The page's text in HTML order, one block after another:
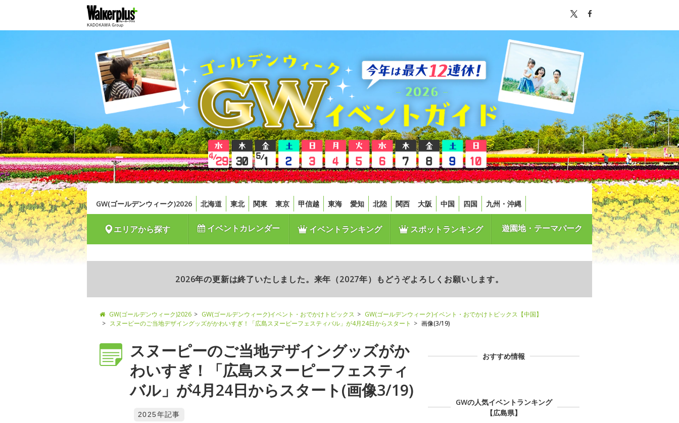
GW(ゴールデンウィーク)2026 北海道 東北 関東 東京 甲信越 東海 愛知 北陸 関西 大阪 中国 四国 九州・沖縄
エリアから探す イベントカレンダー イベントランキング スポットランキング 遊園地・テーマパーク
2026年の更新は終了いたしました。来年（2027年）もどうぞよろしくお願いします。
GW(ゴールデンウィーク)2026 GW(ゴールデンウィーク)イベント・おでかけトピックス
GW(ゴールデンウィーク)イベント・おでかけトピックス【中国】
スヌーピーのご当地デザイングッズがかわいすぎ！「広島スヌーピーフェスティバル」が4月24日からスタート
画像(3/19)
スヌーピーのご当地デザイングッズがか
わいすぎ！「広島スヌーピーフェスティ
バル」が4月24日からスタート(画像3/19)
2025年記事
おすすめ情報
GWの人気イベントランキング
【広島県】